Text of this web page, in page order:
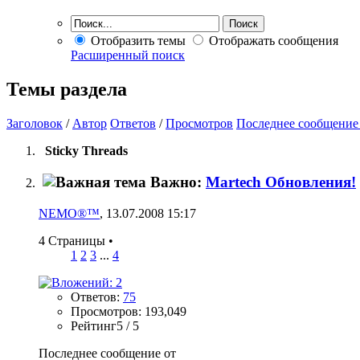
Отобразить темы
Отображать сообщения
Расширенный поиск
Темы раздела
Заголовок / Автор Ответов /Просмотров Последнее сообщение
Sticky Threads
Важно: Martech Обновления!
NEMO®™, 13.07.2008 15:17
4 Страницы •
1 2 3 ... 4
Ответов: 75
Просмотров: 193,049
Рейтинг5 / 5
Последнее сообщение от